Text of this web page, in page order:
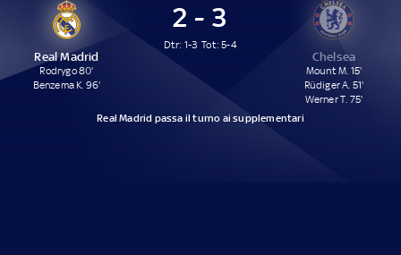
Real Madrid
Rodrygo 80'
Benzema K. 96'
2 - 3
Dtr: 1-3 Tot: 5-4
Chelsea
Mount M. 15'
Rüdiger A. 51'
Werner T. 75'
Real Madrid passa il turno ai supplementari